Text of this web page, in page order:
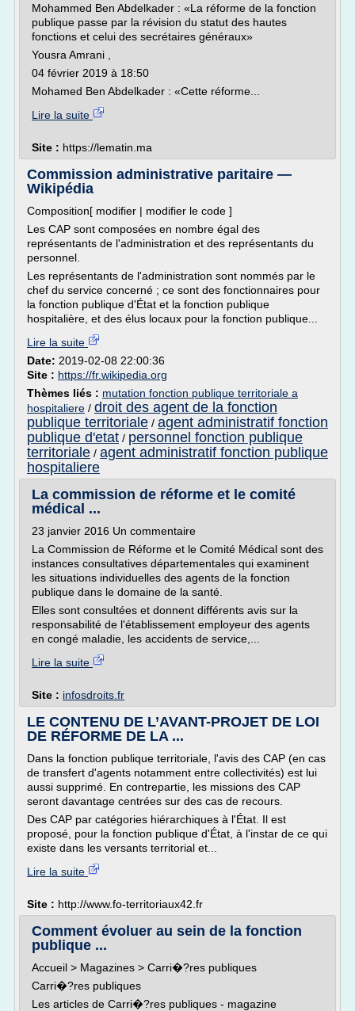
Mohammed Ben Abdelkader : «La réforme de la fonction
publique passe par la révision du statut des hautes
fonctions et celui des secrétaires généraux»
Yousra Amrani ,
04 février 2019 à 18:50
Mohamed Ben Abdelkader : «Cette réforme...
Lire la suite
Site : https://lematin.ma
Commission administrative paritaire —
Wikipédia
Composition[ modifier | modifier le code ]
Les CAP sont composées en nombre égal des
représentants de l'administration et des représentants du
personnel.
Les représentants de l'administration sont nommés par le
chef du service concerné ; ce sont des fonctionnaires pour
la fonction publique d'État et la fonction publique
hospitalière, et des élus locaux pour la fonction publique...
Lire la suite
Date: 2019-02-08 22:00:36
Site : https://fr.wikipedia.org
Thèmes liés : mutation fonction publique territoriale a
hospitaliere / droit des agent de la fonction
publique territoriale / agent administratif fonction
publique d'etat / personnel fonction publique
territoriale / agent administratif fonction publique
hospitaliere
La commission de réforme et le comité
médical ...
23 janvier 2016 Un commentaire
La Commission de Réforme et le Comité Médical sont des
instances consultatives départementales qui examinent
les situations individuelles des agents de la fonction
publique dans le domaine de la santé.
Elles sont consultées et donnent différents avis sur la
responsabilité de l'établissement employeur des agents
en congé maladie, les accidents de service,...
Lire la suite
Site : infosdroits.fr
LE CONTENU DE L’AVANT-PROJET DE LOI
DE RÉFORME DE LA ...
Dans la fonction publique territoriale, l'avis des CAP (en cas
de transfert d'agents notamment entre collectivités) est lui
aussi supprimé. En contrepartie, les missions des CAP
seront davantage centrées sur des cas de recours.
Des CAP par catégories hiérarchiques à l'État. Il est
proposé, pour la fonction publique d'État, à l'instar de ce qui
existe dans les versants territorial et...
Lire la suite
Site : http://www.fo-territoriaux42.fr
Comment évoluer au sein de la fonction
publique ...
Accueil > Magazines > Carri�?res publiques
Carri�?res publiques
Les articles de Carri�?res publiques - magazine